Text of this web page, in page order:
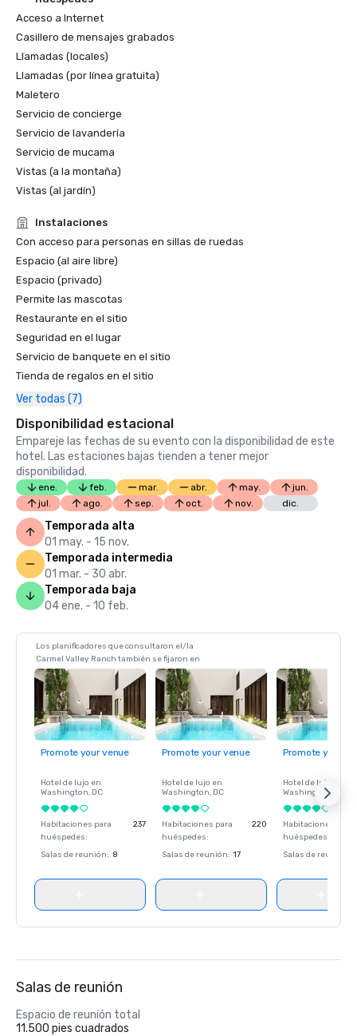
Acceso a Internet
Casillero de mensajes grabados
Llamadas (locales)
Llamadas (por línea gratuita)
Maletero
Servicio de concierge
Servicio de lavandería
Servicio de mucama
Vistas (a la montaña)
Vistas (al jardín)
Instalaciones
Con acceso para personas en sillas de ruedas
Espacio (al aire libre)
Espacio (privado)
Permite las mascotas
Restaurante en el sitio
Seguridad en el lugar
Servicio de banquete en el sitio
Tienda de regalos en el sitio
Ver todas (7)
Disponibilidad estacional
Empareje las fechas de su evento con la disponibilidad de este
hotel. Las estaciones bajas tienden a tener mejor
disponibilidad.
ene. feb. mar. abr. may.
jun.
jul.
ago. sep. oct. nov. dic.
Temporada alta
01 may. - 15 nov.
Temporada intermedia
01 mar. - 30 abr.
Temporada baja
04 ene. - 10 feb.
Los planificadores que consultaron el/la
Carmel Valley Ranch también se fijaron en
Promote your venue
Hotel de lujo en
Washington, DC
Habitaciones para
huéspedes:
237
Salas de reunión: 8
Promote your venue
Hotel de lujo en
Washington, DC
Habitaciones para
huéspedes:
220
Salas de reunión: 17
Promote your
Hotel de lujo en
Washington
Habitaciones para
huéspedes
Salas de reunión
Salas de reunión
Espacio de reunión total
11.500 pies cuadrados